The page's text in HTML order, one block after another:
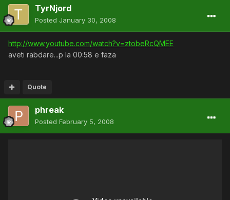
TyrNjord
Posted January 30, 2008
http://www.youtube.com/watch?v=ztobeRcQMEE
aveti rabdare...p la 00:58 e faza
Quote
phreak
Posted February 5, 2008